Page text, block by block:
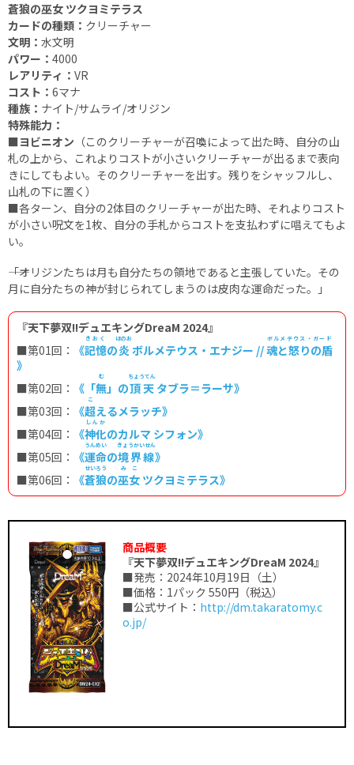
蒼狼の巫女 ツクヨミテラス
カードの種類： クリーチャー
文明： 水文明
パワー： 4000
レアリティ： VR
コスト： 6マナ
種族： ナイト/サムライ/オリジン
特殊能力：
■ヨビニオン （このクリーチャーが召喚によって出た時、自分の山
札の上から、これよりコストが小さいクリーチャーが出るまで表向
きにしてもよい。そのクリーチャーを出す。残りをシャッフルし、
山札の下に置く）
■各ターン、自分の2体目のクリーチャーが出た時、それよりコスト
が小さい呪文を1枚、自分の手札からコストを支払わずに唱えてもよ
い。
――「オリジンたちは月も自分たちの領地であると主張していた。その
月に自分たちの神が封じられてしまうのは皮肉な運命だった。」
『天下夢双!!デュエキングDreaM 2024』
■第01回： 《記憶
きおく
の炎
ほのお
ボルメテウス・エナジー //魂と怒りの盾
ボルメテウス・ガード
》
■第02回：
《 「無」
む
の頂天
ちょうてん
タブラ＝ラーサ》
■第03回：
《超
こ
えるメラッチ》
■第04回：
《神化
しんか
のカルマ シフォン》
■第05回：
《運命
うんめい
の境界線
きょうかいせん
》
■第06回：
《蒼狼
せいろう
の巫女
みこ
ツクヨミテラス》
商品概要
『天下夢双!!デュエキングDreaM 2024』
■発売：2024年10月19日（土）
■価格：1パック 550円（税込）
■公式サイト： http://dm.takaratomy.c
o.jp/